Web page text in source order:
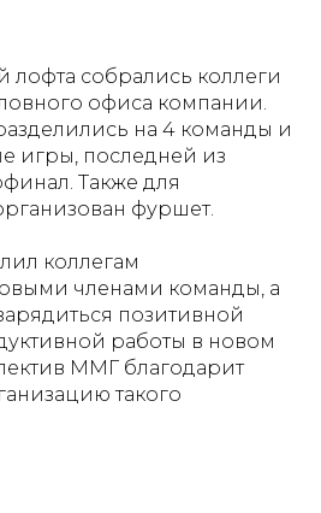
собрались коллеги
офиса компании.
на 4 команды и
игры, последней из
Также для
фуршет.
коллегам
членами команды, а
позитивной
работы в новом
ММГ благодарит
такого